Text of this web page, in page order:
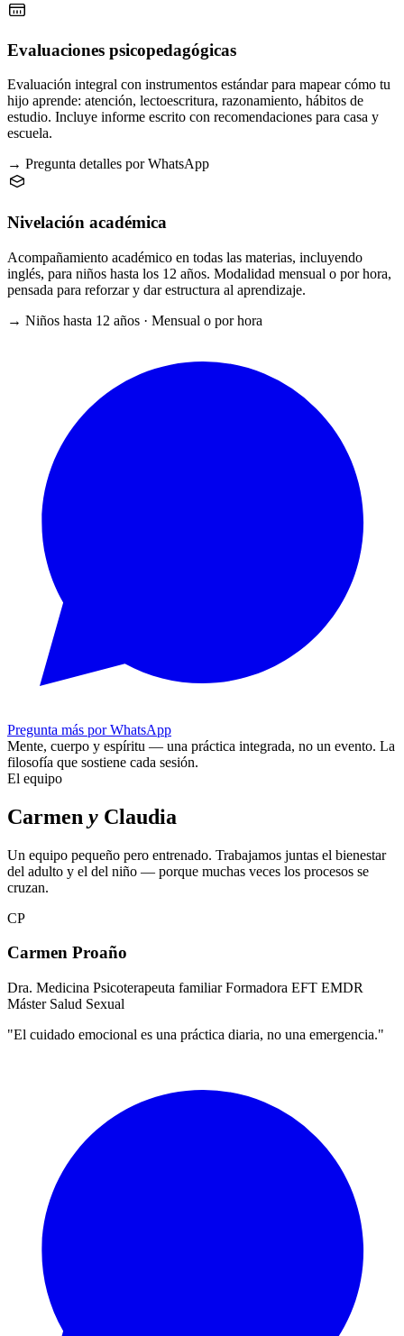
Evaluaciones psicopedagógicas
Evaluación integral con instrumentos estándar para mapear cómo tu
hijo aprende: atención, lectoescritura, razonamiento, hábitos de
estudio. Incluye informe escrito con recomendaciones para casa y
escuela.
→ Pregunta detalles por WhatsApp
Nivelación académica
Acompañamiento académico en todas las materias, incluyendo
inglés, para niños hasta los 12 años. Modalidad mensual o por hora,
pensada para reforzar y dar estructura al aprendizaje.
→ Niños hasta 12 años · Mensual o por hora
Pregunta más por WhatsApp
Mente, cuerpo y espíritu — una práctica integrada, no un evento. La
filosofía que sostiene cada sesión.
El equipo
Carmen y Claudia
Un equipo pequeño pero entrenado. Trabajamos juntas el bienestar
del adulto y el del niño — porque muchas veces los procesos se
cruzan.
CP
Carmen Proaño
Dra. Medicina Psicoterapeuta familiar Formadora EFT EMDR
Máster Salud Sexual
"El cuidado emocional es una práctica diaria, no una emergencia."